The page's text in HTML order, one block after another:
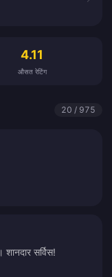
4.11
औसत रेटिंग
20 / 975
सर्विस!